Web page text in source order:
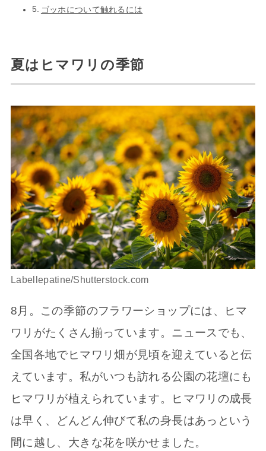
ゴッホについて触れるには
夏はヒマワリの季節
Labellepatine/Shutterstock.com
8月。この季節のフラワーショップには、ヒマ
ワリがたくさん揃っています。ニュースでも、
全国各地でヒマワリ畑が見頃を迎えていると伝
えています。私がいつも訪れる公園の花壇にも
ヒマワリが植えられています。ヒマワリの成長
は早く、どんどん伸びて私の身長はあっという
間に越し、大きな花を咲かせました。